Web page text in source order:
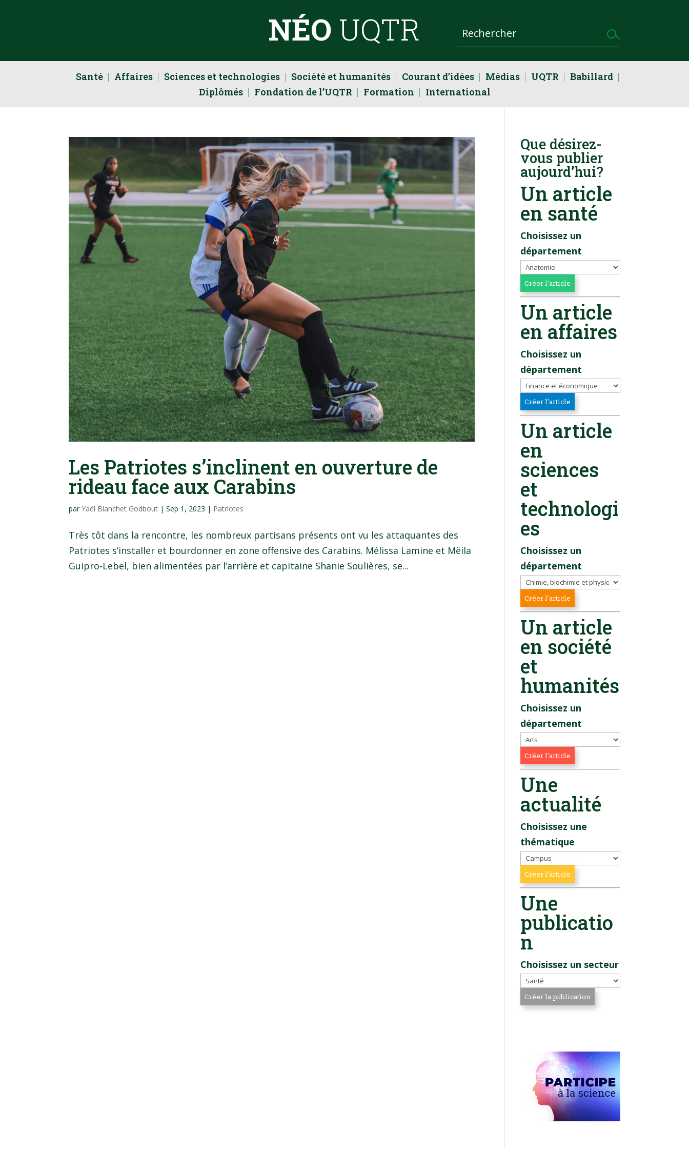
NÉO UQTR
Santé Affaires Sciences et technologies Société et humanités Courant d’idées Médias UQTR
Babillard
Diplômés
Fondation de l’UQTR Formation International
Les Patriotes s’inclinent en ouverture de
rideau face aux Carabins
parYaël Blanchet Godbout |Sep 1, 2023 | Patriotes
Très tôt dans la rencontre, les nombreux partisans présents ont vu les attaquantes des
Patriotes s’installer et bourdonner en zone offensive des Carabins. Mélissa Lamine et Mëila
Guipro-Lebel, bien alimentées par l’arrière et capitaine Shanie Soulières, se...
Que désirez-
vous publier
aujourd’hui?
Un article
en santé
Choisissez un
département
Un article
en affaires
Choisissez un
département
Un article
en
sciences
et
technologi
es
Choisissez un
département
Un article
en société
et
humanités
Choisissez un
département
Une
actualité
Choisissez une
thématique
Une
publicatio
n
Choisissez un secteur